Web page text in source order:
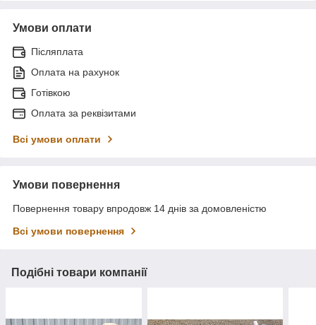
Умови оплати
Післяплата
Оплата на рахунок
Готівкою
Оплата за реквізитами
Всі умови оплати
Умови повернення
Повернення товару впродовж 14 днів за домовленістю
Всі умови повернення
Подібні товари компанії